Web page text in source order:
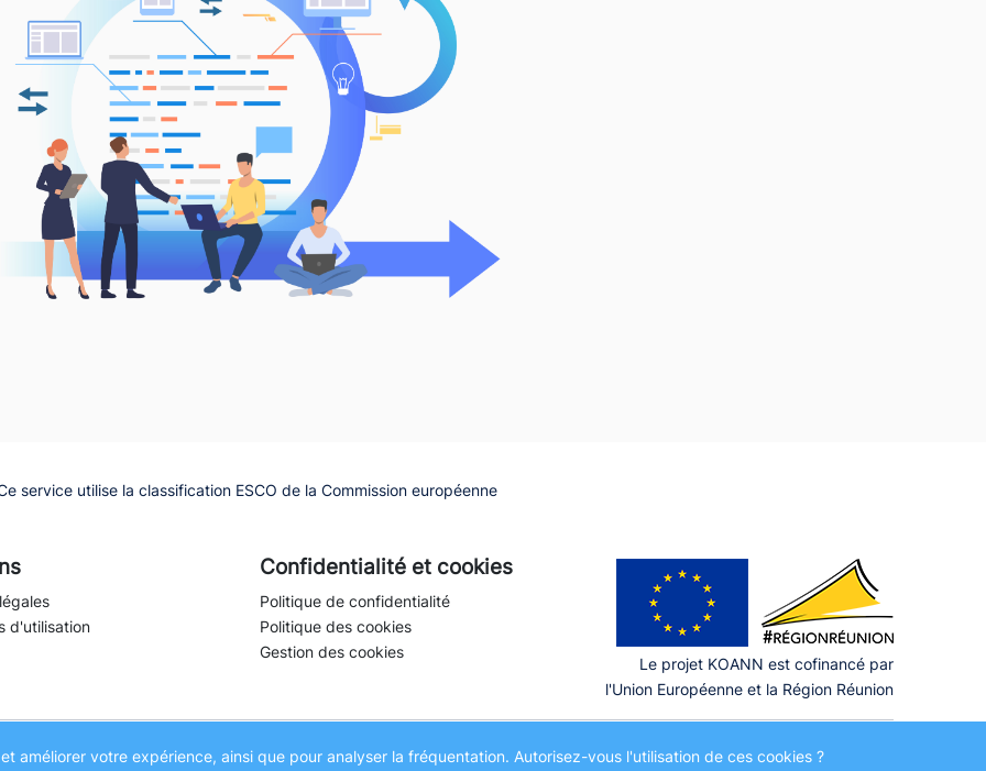
service utilise la classification ESCO de la Commission européenne
d'utilisation
Confidentialité et cookies
Politique de confidentialité
Politique des cookies
Gestion des cookies
Le projet KOANN est cofinancé par
l'Union Européenne et la Région Réunion
améliorer votre expérience, ainsi que pour analyser la fréquentation. Autorisez-vous l'utilisation de ces cookies ?